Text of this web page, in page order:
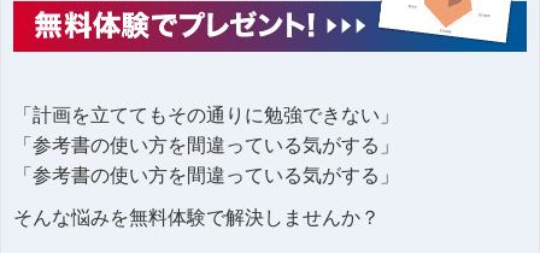
「計画を立ててもその通りに勉強できない」
「参考書の使い方を間違っている気がする」
「参考書の使い方を間違っている気がする」
そんな悩みを無料体験で解決しませんか？